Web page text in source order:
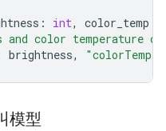
: int, color_temp
and color temperature
brightness,
模型